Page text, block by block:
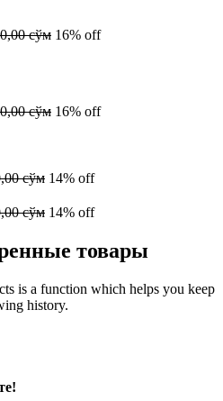
сўм 16% off
сўм 16% off
сўм 14% off
сўм 14% off
товары
is a function which helps you keep
history.